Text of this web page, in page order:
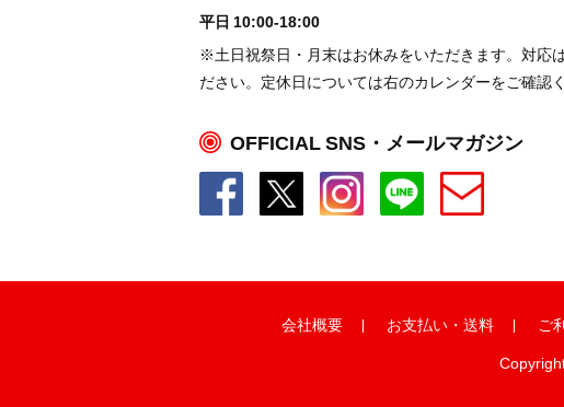
平日 10:00-18:00
※土日祝祭日・月末はお休みをいただきます。対応
ださい。定休日については右のカレンダーをご確認く
OFFICIAL SNS・メールマガジン
会社概要 お支払い ・ 送料 ご